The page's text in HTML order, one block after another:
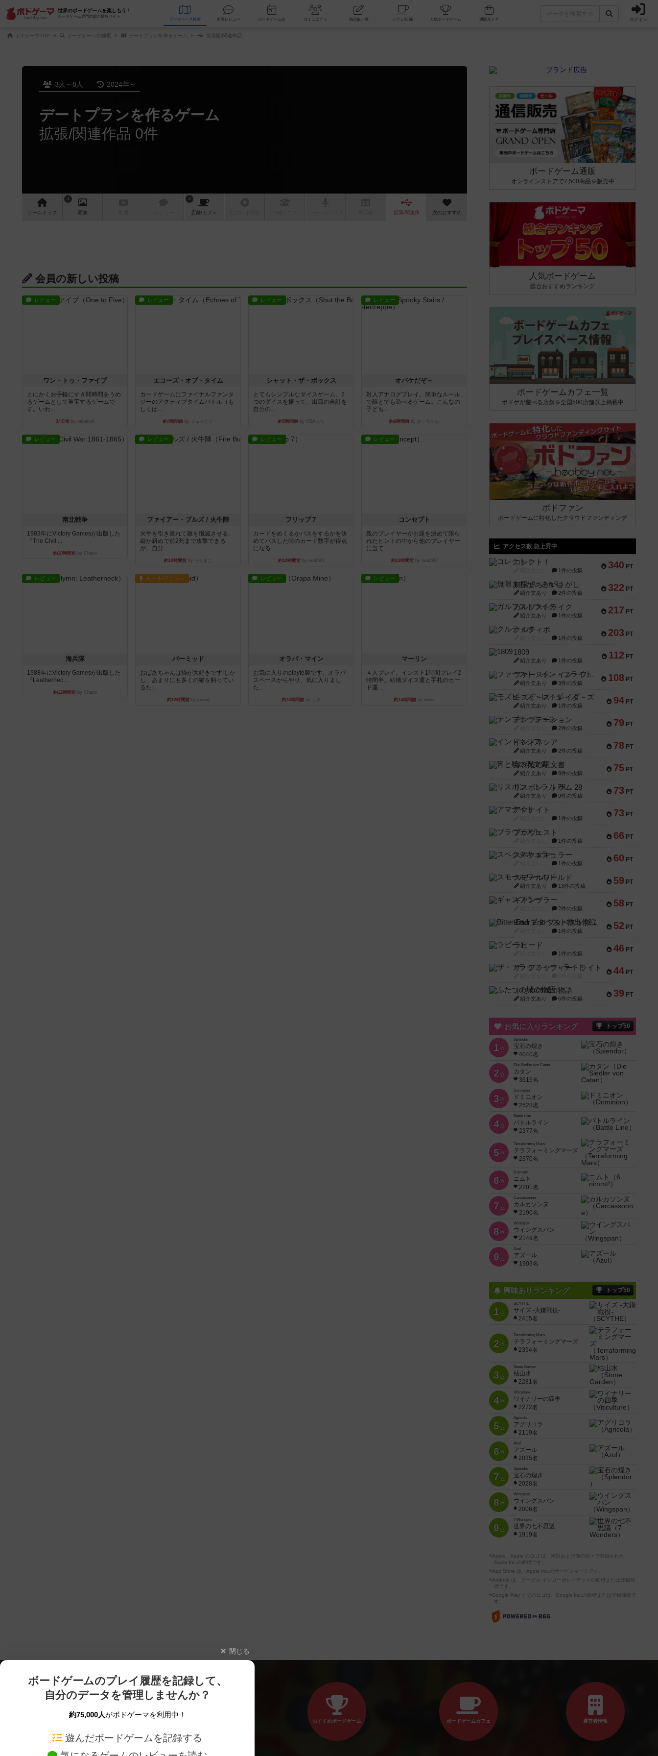
世界のボードゲームを楽しもう！
ボードゲーム専門の総合情報サイト
データベース 検索 新着レビュー ボードゲーム会 コミュニティ 掲示板一覧 カフェ/店舗 人気ボードゲーム ログイン
ボドゲーマTOP ボードゲームの検索 デートプランを作るゲーム 拡張版/関連作品
3人～8人 2024年～
デートプランを作るゲーム
拡張/関連作品 0件
ゲーム トップ
1
画像
2
店舗/カフェ 拡張/関連作 次のおすすめ
会員の新しい投稿
レビュー
ワン・トゥ・ファイブ
とにかくお手軽にすき間時間をうめ
るゲームとして重宝するゲームで
す。いわ...
34分前by nabekoh
レビュー
エコーズ・オブ・タイム
カードゲームにファイナルファンタ
ジーのアクティブタイムバトル（も
しくは...
約4時間前 by ジェイとと
レビュー
シャット・ザ・ボックス
とてもシンプルなダイスゲーム。2
つのダイスを振って、出目の合計を
自分の...
約5時間前 by OSAっち
レビュー
オバケだぞ～
対人アナログプレイ。簡単なルール
で誰とでも遊べるゲーム。こんなの
子ども...
約6時間前 by おーちゃん
レビュー
南北戦争
1983年にVictory Gamesが出版した
『The Civil ...
約10時間前by Chaco
レビュー
ファイアー・ブルズ / 火牛陣
火牛を引き連れて敵を殲滅させる。
縦か斜めで前2列まで攻撃できる
が、自分...
約12時間前 by うらまこ
レビュー
フリップ７
カードをめくるかパスをするかを決
めてパスした時のカード数字が得点
になる...
約12時間前by mob567
レビュー
コンセプト
親のプレイヤーがお題を決めて限ら
れたヒントの中から他のプレイヤー
に当て...
約12時間前by mob567
レビュー
海兵隊
1988年にVictory Gamesが出版した
『Leathernec...
約12時間前by Chaco
ルール/インスト
パーミッド
おばあちゃんは猫が大好きです!しか
し、あまりにも多くの猫を飼ってい
るた...
約12時間前by jurong
レビュー
オラパ・マイン
お気に入りのplayte製です。オラパ
スペースからやり、気に入りまし
た...
約13時間前 by くみ
レビュー
マーリン
４人プレイ。インスト1時間プレイ2
時間半。結構ダイス運と手札のカー
ド運...
約14時間前 by oliber
ボードゲーム通販
オンラインストアで7,500商品を販売中
人気ボードゲーム
総合おすすめランキング
ボードゲームカフェ一覧
ボドゲが遊べる店舗を全国500店舗以上掲載中
ボドファン
ボードゲームに特化したクラウドファンディング
アクセス数 急上昇中
340 PT
コレクト！
1件の投稿
322 PT
無限まちがいさがし
紹介文あり 2件の投稿
217 PT
ガルフストライク
紹介文あり 1件の投稿
203 PT
クルティボ
1件の投稿
112 PT
1809
紹介文あり 1件の投稿
108 PT
ファースト・イン・フライト
紹介文あり 3件の投稿
94 PT
モズビ－ズ・レイダ－ズ
紹介文あり 1件の投稿
79 PT
テンプテーション
2件の投稿
78 PT
インドネシア
紹介文あり 2件の投稿
75 PT
宵と暁の呪文書
紹介文あり 8件の投稿
73 PT
リスボン・トラム 28
紹介文あり 9件の投稿
73 PT
アマナイト
1件の投稿
66 PT
ブラヴェスト
1件の投稿
60 PT
スペクタキュラー
1件の投稿
59 PT
スモールワールド
紹介文あり 13件の投稿
58 PT
ギャンブラー
2件の投稿
52 PT
Bitter End ブタペスト救出作戦
1件の投稿
46 PT
ラピード
1件の投稿
44 PT
ザ・フラッフィー・ライト
39 PT
ふたつの城の物語
紹介文あり 6件の投稿
お気に入りランキング トップ50
1位
Splendor
宝石の煌き
4040名
2位
Die Siedler von Catan
カタン
3616名
3位
Dominion
ドミニオン
2528名
4位
Battle Line
バトルライン
2377名
5位
Terraforming Mars
テラフォーミングマーズ
2370名
6位
6 nimmt!
ニムト
2201名
7位
Carcassonne
カルカソンヌ
2190名
8位
Wingspan
ウイングスパン
2149名
9位
Azul
アズール
1903名
興味ありランキング トップ50
1位
SCYTHE
サイズ -大鎌戦役-
2415名
2位
Terraforming Mars
テラフォーミングマーズ
2394名
3位
Stone Garden
枯山水
2281名
4位
Viticulture
ワイナリーの四季
2272名
5位
Agricola
アグリコラ
2119名
6位
Azul
アズール
2035名
7位
Splendor
宝石の煌き
2028名
8位
Wingspan
ウイングスパン
2006名
9位
7 Wonders
世界の七不思議
1919名
※Apple、Apple のロゴ は、米国および他の国々で登録された
Apple Inc.の商標です。
※App Store は、Apple Inc.のサービスマークです。
※Android は、グーグル インコーポレイテッドの商標または登録商
標です。
※Google Play とそのロゴは、Google Inc.の商標または登録商標で
す。
閉じる
ボードゲームのプレイ履歴を記録して、
自分のデータを管理しませんか？
約75,000人がボドゲーマを利用中！
遊んだボードゲームを記録する
おすすめボードゲーム ボードゲームカフェ 運営者情報